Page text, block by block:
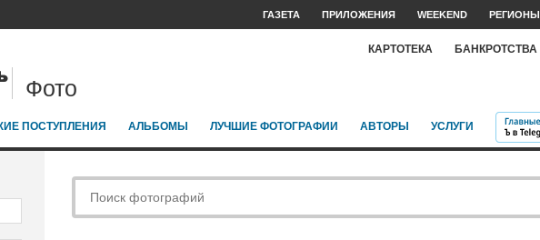
ГАЗЕТА ПРИЛОЖЕНИЯ WEEKEND РЕГИОНЫ
КАРТОТЕКА БАНКРОТСТВА
Фото
ПОСТУПЛЕНИЯ АЛЬБОМЫ ЛУЧШИЕ ФОТОГРАФИИ АВТОРЫ УСЛУГИ